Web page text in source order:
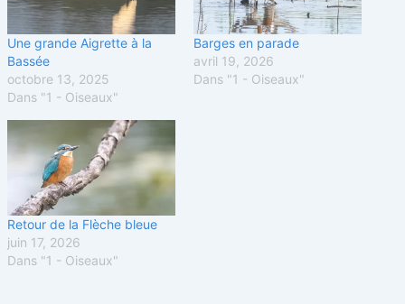
Une grande Aigrette à la
Bassée
octobre 13, 2025
Dans "1 - Oiseaux"
Barges en parade
avril 19, 2026
Dans "1 - Oiseaux"
Retour de la Flèche bleue
juin 17, 2026
Dans "1 - Oiseaux"